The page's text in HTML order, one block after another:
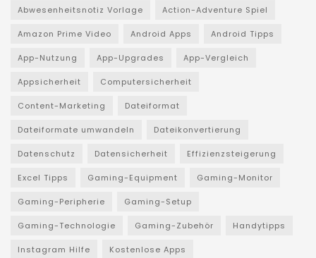
Abwesenheitsnotiz Vorlage Action-Adventure Spiel
Amazon Prime Video Android Apps Android Tipps
App-Nutzung App-Upgrades App-Vergleich
Appsicherheit Computersicherheit
Content-Marketing Dateiformat
Dateiformate umwandeln Dateikonvertierung
Datenschutz Datensicherheit Effizienzsteigerung
Excel Tipps Gaming-Equipment Gaming-Monitor
Gaming-Peripherie Gaming-Setup
Gaming-Technologie Gaming-Zubehör Handytipps
Instagram Hilfe Kostenlose Apps